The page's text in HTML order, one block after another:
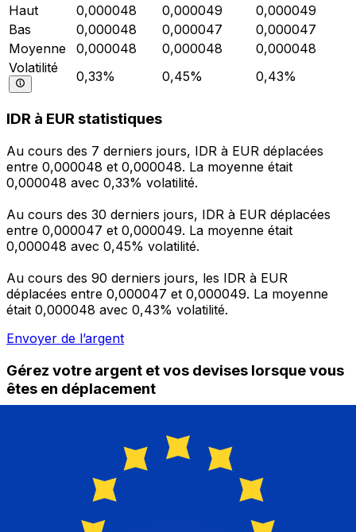
Haut
0,000048 0,000049
0,000049
Bas
0,000048 0,000047
0,000047
Moyenne
0,000048 0,000048
0,000048
Volatilité
0,33% 0,45% 0,43%
IDR à EUR statistiques
Au cours des 7 derniers jours, IDR à EUR déplacées
entre 0,000048 et 0,000048. La moyenne était
0,000048 avec 0,33% volatilité.
Au cours des 30 derniers jours, IDR à EUR déplacées
entre 0,000047 et 0,000049. La moyenne était
0,000048 avec 0,45% volatilité.
Au cours des 90 derniers jours, les IDR à EUR
déplacées entre 0,000047 et 0,000049. La moyenne
était 0,000048 avec 0,43% volatilité.
Envoyer de l’argent
Gérez votre argent et vos devises lorsque vous
êtes en déplacement
nécessaires pour vos transferts d'argent internationaux
et la gestion de vos devises. Convertissez des devises,
programmez des alertes de taux et transférez de
l'argent à l'étranger sans frais cachés. Téléchargez
l'application dès aujourd'hui !